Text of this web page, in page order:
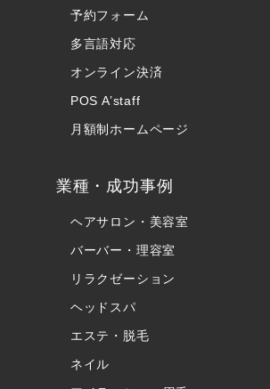
予約フォーム
多言語対応
オンライン決済
POS A’staff
月額制ホームページ
業種・成功事例
ヘアサロン・美容室
バーバー・理容室
リラクゼーション
ヘッドスパ
エステ・脱毛
ネイル